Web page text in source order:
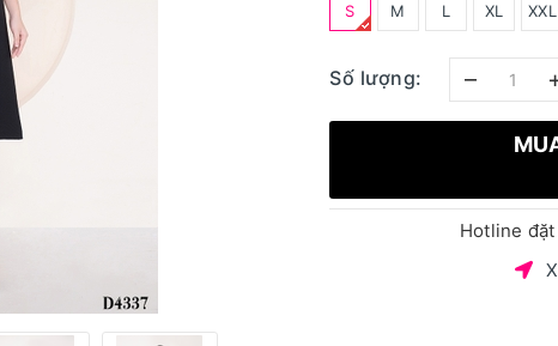
S M L XL XXL
Số lượng: –
Hotline